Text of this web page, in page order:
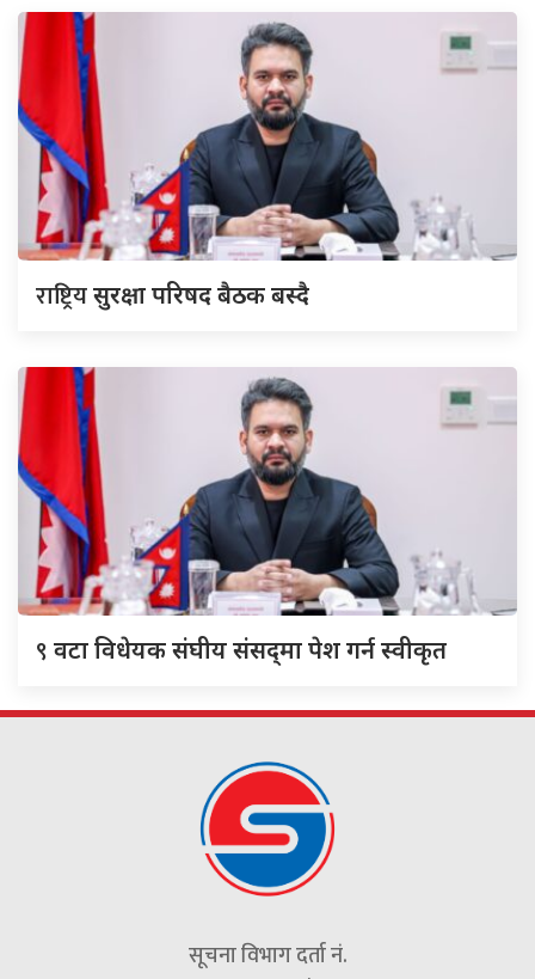
राष्ट्रियसुरक्षा परिषद बैठक बस्दै
९ वटा विधेयक संघीय संसद्‌मा पेश गर्न स्वीकृत
सूचना विभाग दर्ता नं.